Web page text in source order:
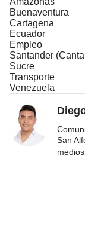
Buenaventura
Cartagena
Ecuador
Empleo
Santander
Sucre
Transporte
Venezuela
San
medios